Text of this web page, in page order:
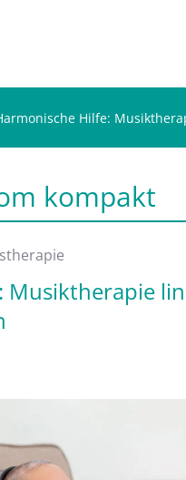
Hilfe:
kompakt
Musiktherapie